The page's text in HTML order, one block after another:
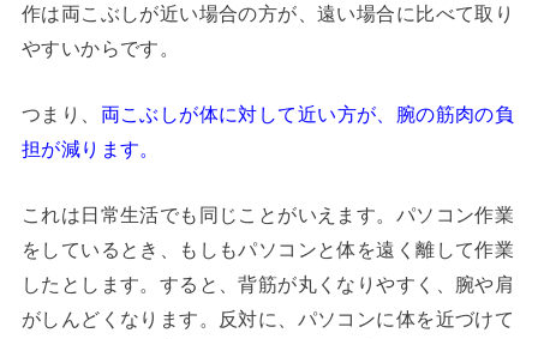
作は両こぶしが近い場合の方が、遠い場合に比べて取り
やすいからです。
つまり、 両こぶしが体に対して近い方が、腕の筋肉の負
担が減ります。
これは日常生活でも同じことがいえます。パソコン作業
をしているとき、もしもパソコンと体を遠く離して作業
したとします。すると、背筋が丸くなりやすく、腕や肩
がしんどくなります。反対に、パソコンに体を近づけて